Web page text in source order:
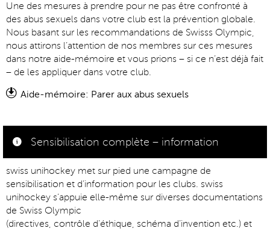
Une des mesures à prendre pour ne pas être confronté à
des abus sexuels dans votre club est la prévention globale.
Nous basant sur les recommandations de Swisss Olympic,
nous attirons l’attention de nos membres sur ces mesures
dans notre aide-mémoire et vous prions – si ce n’est déjà fait
– de les appliquer dans votre club.
Aide-mémoire: Parer aux abus sexuels
Sensibilisation complète – information
swiss unihockey met sur pied une campagne de
sensibilisation et d’information pour les clubs. swiss
unihockey s’appuie elle-même sur diverses documentations
de Swiss Olympic
(directives, contrôle d’éthique, schéma d’invention etc.) et